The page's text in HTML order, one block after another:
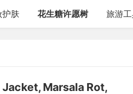
护肤 花生糖许愿树 旅游
Marsala Rot,